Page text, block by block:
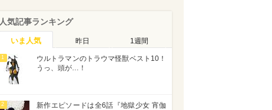
人気記事ランキング
いま人気 昨日 1週間
1
ウルトラマンのトラウマ怪獣ベスト10！
うっ、頭が…！
2
新作エピソードは全6話『地獄少女 宵伽